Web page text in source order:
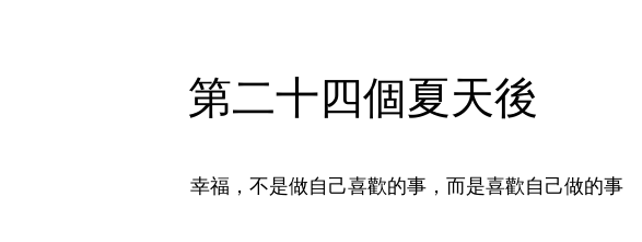
第二十四個夏天後
幸福，不是做自己喜歡的事，而是喜歡自己做的事